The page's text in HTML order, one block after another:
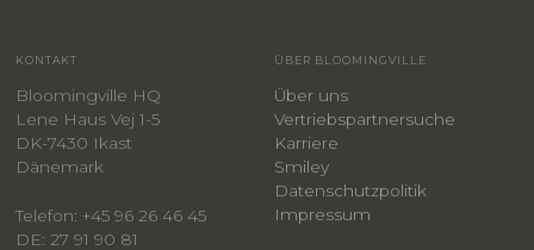
KONTAKT
Bloomingville HQ
Lene Haus Vej 1-5
DK-7430 Ikast
Dänemark
Telefon: +45 96 26 46 45
DE: 27 91 90 81
ÜBER BLOOMINGVILLE
Über uns
Vertriebspartnersuche
Karriere
Smiley
​Datenschutzpolitik
Impressum